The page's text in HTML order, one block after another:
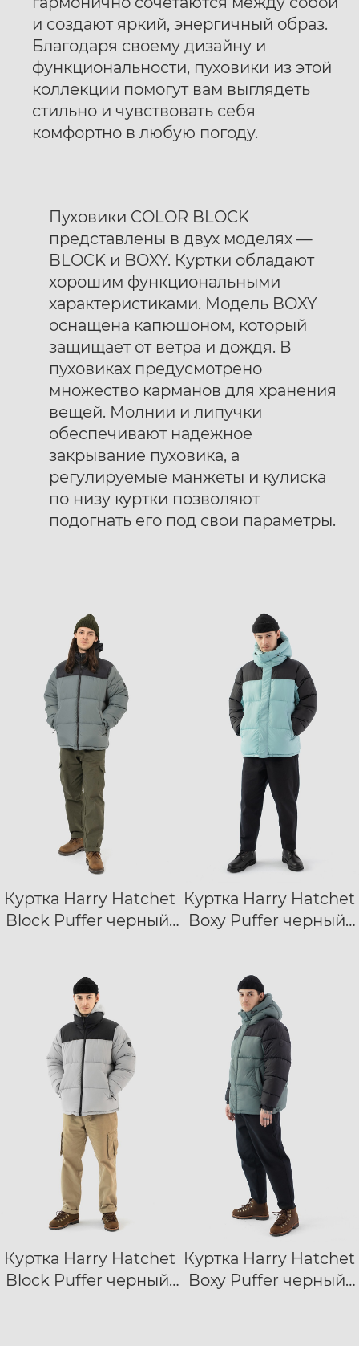
и создают яркий, энергичный образ.
Благодаря своему дизайну и
функциональности, пуховики из этой
коллекции помогут вам выглядеть
стильно и чувствовать себя
комфортно в любую погоду.
Пуховики COLOR BLOCK
представлены в двух моделях —
BLOCK и BOXY. Куртки обладают
хорошим функциональными
характеристиками. Модель BOXY
оснащена капюшоном, который
защищает от ветра и дождя. В
пуховиках предусмотрено
множество карманов для хранения
вещей. Молнии и липучки
обеспечивают надежное
закрывание пуховика, а
регулируемые манжеты и кулиска
по низу куртки позволяют
подогнать его под свои параметры.
Куртка Harry Hatchet
Block Puffer черный/
XXS XS
S
M
L XL XXL
Куртка Harry Hatchet
Boxy Puffer черный/
XS S M
L
XL
XXL
Куртка Harry Hatchet
Block Puffer черный/
XXS XS
S
M
L XL XXL
Куртка Harry Hatchet
Boxy Puffer черный/
XS S M
L
XL
XXL